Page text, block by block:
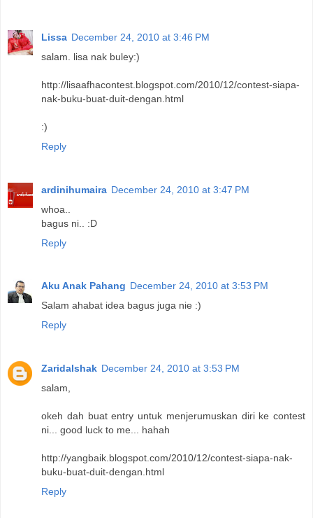
Lissa December 24, 2010 at 3:46 PM
salam. lisa nak buley:)
http://lisaafhacontest.blogspot.com/2010/12/contest-siapa-
nak-buku-buat-duit-dengan.html
:)
Reply
ardinihumaira December 24, 2010 at 3:47 PM
whoa..
bagus ni.. :D
Reply
Aku Anak Pahang December 24, 2010 at 3:53 PM
Salam ahabat idea bagus juga nie :)
Reply
ZaridaIshak December 24, 2010 at 3:53 PM
salam,
okeh dah buat entry untuk menjerumuskan diri ke contest
ni... good luck to me... hahah
http://yangbaik.blogspot.com/2010/12/contest-siapa-nak-
buku-buat-duit-dengan.html
Reply